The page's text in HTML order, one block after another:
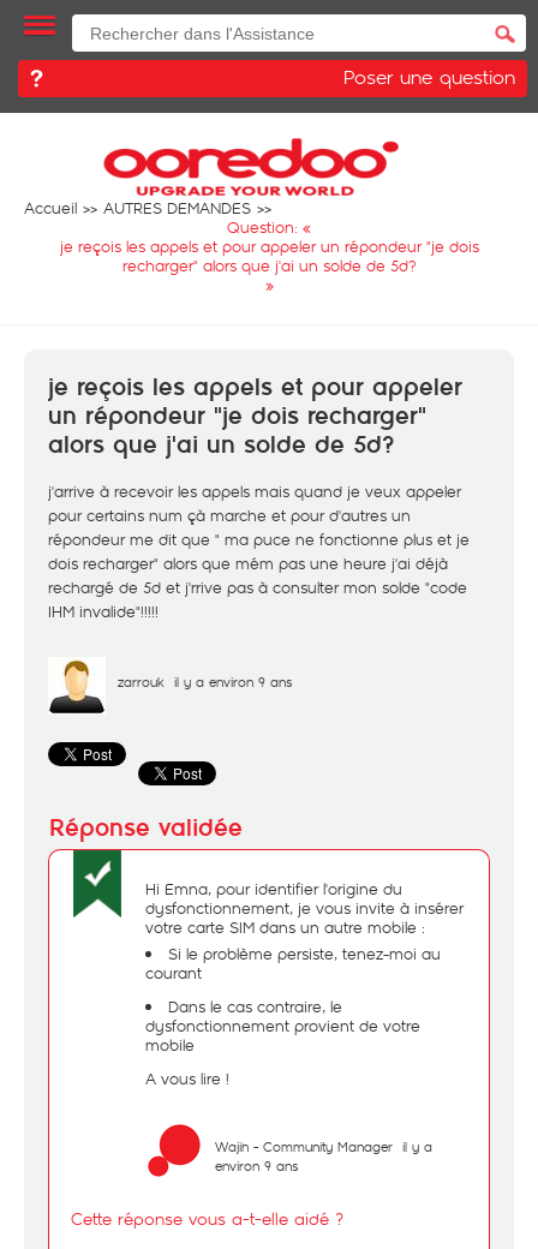
Poser une question
Accueil
AUTRES DEMANDES
Question: «
je reçois les appels et pour appeler un répondeur "je dois
recharger" alors que j'ai un solde de 5d?
»
je reçois les appels et pour appeler
un répondeur "je dois recharger"
alors que j'ai un solde de 5d?
j'arrive à recevoir les appels mais quand je veux appeler
pour certains num çà marche et pour d'autres un
répondeur me dit que " ma puce ne fonctionne plus et je
dois recharger" alors que mém pas une heure j'ai déjà
rechargé de 5d et j'rrive pas à consulter mon solde "code
IHM invalide"!!!!!
zarrouk il y a environ 9 ans
Hi Emna, pour identifier l'origine du
dysfonctionnement, je vous invite à insérer
votre carte SIM dans un autre mobile :
Si le problème persiste, tenez-moi au
courant
Dans le cas contraire, le
dysfonctionnement provient de votre
mobile
A vous lire !
Wajih - Community Manager il y a
environ 9 ans
Cette réponse vous a-t-elle aidé ?